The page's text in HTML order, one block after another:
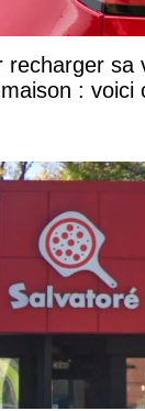
recharger sa
: voici